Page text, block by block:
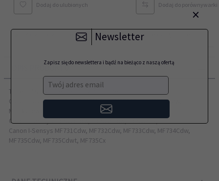
Dodaj do ulubionych Dodaj do porównywarki
OPIS PRODUKTU
Toner CANON przeznaczony do modeli:
Canon Color imageCLASS M731Cdw, MF733Cdw, MF735Cdw,
MF735Cdwt, MF735Cx,
Canon I-Sensys LBP653Cdw, LBP654Cdw, LBP654Cx,
Canon I-Sensys MF731Cdw, MF732Cdw, MF733Cdw, MF734Cdw,
MF735Cdw, MF735Cdwt, MF735Cx
×
Newsletter
Zapisz się do newslettera i bądź na bieżąco z naszą ofertą
Twój adres email